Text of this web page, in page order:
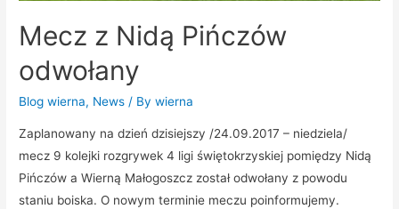
Mecz z Nidą Pińczów
odwołany
Blog wierna, News / Bywierna
Zaplanowany na dzień dzisiejszy /24.09.2017 – niedziela/
mecz 9 kolejki rozgrywek 4 ligi świętokrzyskiej pomiędzy Nidą
Pińczów a Wierną Małogoszcz został odwołany z powodu
staniu boiska. O nowym terminie meczu poinformujemy.